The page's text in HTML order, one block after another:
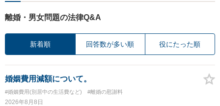
離婚・男女問題の法律Q&A
新着順 回答数が多い順 役にたった順
婚姻費用減額について。
#婚姻費用(別居中の生活費など) #離婚の慰謝料
2026年8月8日